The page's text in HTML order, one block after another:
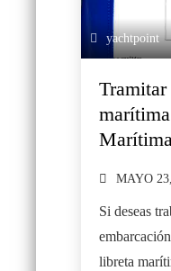
yachtpoint
MAYO
Si deseas
libreta